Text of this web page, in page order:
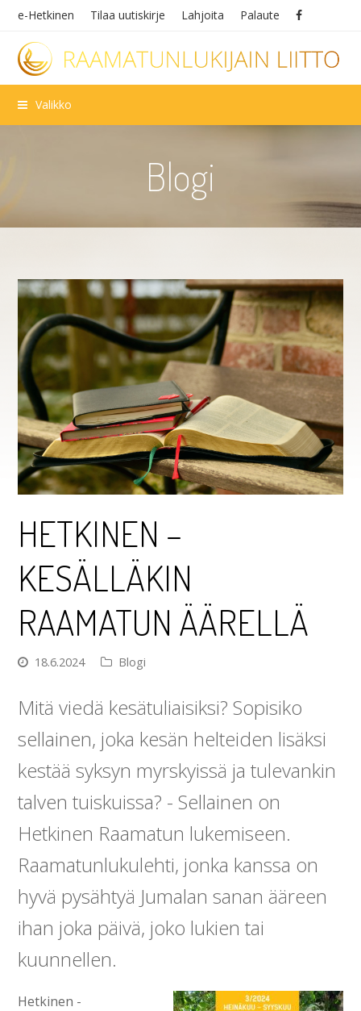
e-Hetkinen Tilaa uutiskirje Lahjoita Palaute
Valikko
Blogi
HETKINEN –
KESÄLLÄKIN
RAAMATUN ÄÄRELLÄ
18.6.2024 Blogi
Mitä viedä kesätuliaisiksi? Sopisiko
sellainen, joka kesän helteiden lisäksi
kestää syksyn myrskyissä ja tulevankin
talven tuiskuissa? - Sellainen on
Hetkinen Raamatun lukemiseen.
Raamatunlukulehti, jonka kanssa on
hyvä pysähtyä Jumalan sanan ääreen
ihan joka päivä, joko lukien tai
kuunnellen.
Hetkinen -